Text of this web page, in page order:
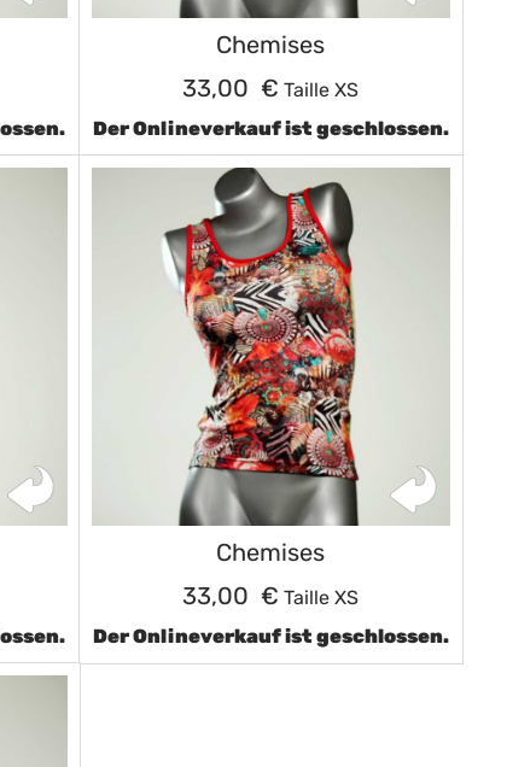
Chemises
33,00 € Taille XS
Der Onlineverkauf ist geschlossen.
Chemises
33,00 € Taille XS
Der Onlineverkauf ist geschlossen.